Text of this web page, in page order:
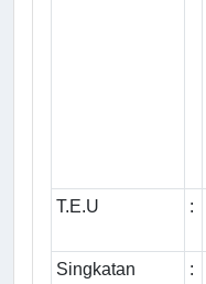
T.E.U
:
Singkatan
: